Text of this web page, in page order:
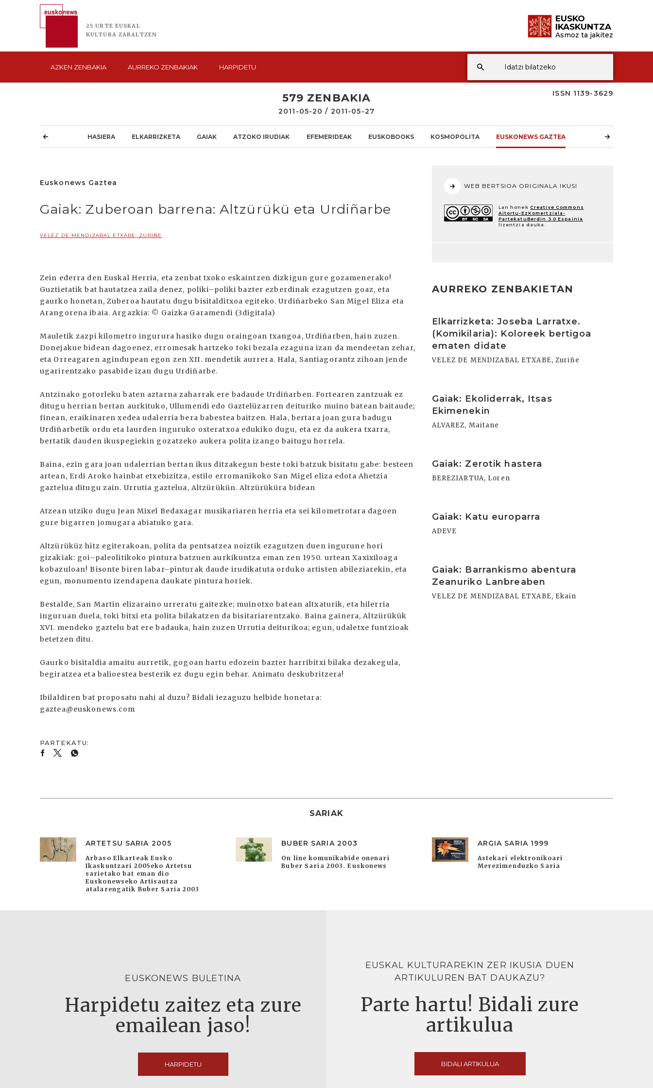
25 URTE EUSKAL
KULTURA ZABALTZEN
EUSKO
IKASKUNTZA
Asmoz ta jakitez
AZKEN ZENBAKIA AURREKO ZENBAKIAK HARPIDETU
ISSN 1139-3629
579 ZENBAKIA
2011-05-20 / 2011-05-27
HASIERA ELKARRIZKETA GAIAK ATZOKO IRUDIAK EFEMERIDEAK EUSKOBOOKS KOSMOPOLITA EUSKONEWS GAZTEA
Euskonews Gaztea
Gaiak: Zuberoan barrena: Altzürükü eta Urdiñarbe
VELEZ DE MENDIZABAL ETXABE, ZURIÑE
Zein ederra den Euskal Herria, eta zenbat txoko eskaintzen dizkigun gure gozamenerako!
Guztietatik bat hautatzea zaila denez, poliki–poliki bazter ezberdinak ezagutzen goaz, eta
gaurko honetan, Zuberoa hautatu dugu bisitalditxoa egiteko. Urdiñarbeko San Migel Eliza eta
Arangorena ibaia. Argazkia: © Gaizka Garamendi (3digitala)
Mauletik zazpi kilometro ingurura hasiko dugu oraingoan txangoa, Urdiñarben, hain zuzen.
Donejakue bidean dagoenez, erromesak hartzeko toki bezala ezaguna izan da mendeetan zehar,
eta Orreagaren agindupean egon zen XII. mendetik aurrera. Hala, Santiagorantz zihoan jende
ugarirentzako pasabide izan dugu Urdiñarbe.
Antzinako gotorleku baten aztarna zaharrak ere badaude Urdiñarben. Fortearen zantzuak ez
ditugu herrian bertan aurkituko, Ullumendi edo Gaztelüzarren deituriko muino batean baitaude;
finean, eraikinaren xedea udalerria bera babestea baitzen. Hala, bertara joan gura badugu
Urdiñarbetik ordu eta laurden inguruko osteratxoa edukiko dugu, eta ez da aukera txarra,
bertatik dauden ikuspegiekin gozatzeko aukera polita izango baitugu horrela.
Baina, ezin gara joan udalerrian bertan ikus ditzakegun beste toki batzuk bisitatu gabe: besteen
artean, Erdi Aroko hainbat etxebizitza, estilo erromanikoko San Migel eliza edota Ahetzia
gaztelua ditugu zain. Urrutia gaztelua, Altzürükün. Altzürüküra bidean
Atzean utziko dugu Jean Mixel Bedaxagar musikariaren herria eta sei kilometrotara dagoen
gure bigarren jomugara abiatuko gara.
Altzürüküz hitz egiterakoan, polita da pentsatzea noiztik ezagutzen duen ingurune hori
gizakiak: goi–paleolitikoko pintura batzuen aurkikuntza eman zen 1950. urtean Xaxixiloaga
kobazuloan! Bisonte biren labar–pinturak daude irudikatuta orduko artisten abileziarekin, eta
egun, monumentu izendapena daukate pintura horiek.
Bestalde, San Martin elizaraino urreratu gaitezke; muinotxo batean altxaturik, eta hilerria
inguruan duela, toki bitxi eta polita bilakatzen da bisitariarentzako. Baina gainera, Altzürükük
XVI. mendeko gaztelu bat ere badauka, hain zuzen Urrutia deiturikoa; egun, udaletxe funtzioak
betetzen ditu.
Gaurko bisitaldia amaitu aurretik, gogoan hartu edozein bazter harribitxi bilaka dezakegula,
begiratzea eta balioestea besterik ez dugu egin behar. Animatu deskubritzera!
Ibilaldiren bat proposatu nahi al duzu? Bidali iezaguzu helbide honetara:
gaztea@euskonews.com
WEB BERTSIOA ORIGINALA IKUSI
Lan honek Creative Commons
Aitortu-EzKomertziala-
PartekatuBerdin 3.0 Espainia
lizentzia dauka.
AURREKO ZENBAKIETAN
Elkarrizketa: Joseba Larratxe.
(Komikilaria): Koloreek bertigoa
ematen didate
VELEZ DE MENDIZABAL ETXABE, Zuriñe
Gaiak: Ekoliderrak, Itsas
Ekimenekin
ALVAREZ, Maitane
Gaiak: Zerotik hastera
BEREZIARTUA, Loren
Gaiak: Katu europarra
ADEVE
Gaiak: Barrankismo abentura
Zeanuriko Lanbreaben
VELEZ DE MENDIZABAL ETXABE, Ekain
SARIAK
ARTETSU SARIA 2005
Arbaso Elkarteak Eusko
Ikaskuntzari 2005eko Artetsu
sarietako bat eman dio
Euskonewseko Artisautza
atalarengatik Buber Saria 2003
BUBER SARIA 2003
On line komunikabide onenari
Buber Saria 2003. Euskonews
ARGIA SARIA 1999
Astekari elektronikoari
Merezimenduzko Saria
EUSKONEWS BULETINA
Harpidetu zaitez eta zure
emailean jaso!
HARPIDETU
EUSKAL KULTURAREKIN ZER IKUSIA DUEN
ARTIKULUREN BAT DAUKAZU?
Parte hartu! Bidali zure
artikulua
BIDALI ARTIKULUA